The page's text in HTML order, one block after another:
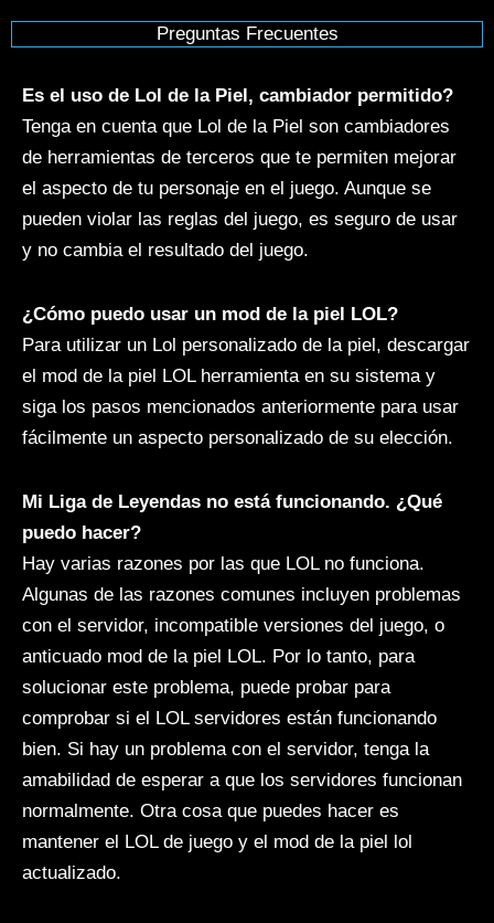
Preguntas Frecuentes
Es el uso de Lol de la Piel, cambiador permitido?
Tenga en cuenta que Lol de la Piel son cambiadores
de herramientas de terceros que te permiten mejorar
el aspecto de tu personaje en el juego. Aunque se
pueden violar las reglas del juego, es seguro de usar
y no cambia el resultado del juego.
¿Cómo puedo usar un mod de la piel LOL?
Para utilizar un Lol personalizado de la piel, descargar
el mod de la piel LOL herramienta en su sistema y
siga los pasos mencionados anteriormente para usar
fácilmente un aspecto personalizado de su elección.
Mi Liga de Leyendas no está funcionando. ¿Qué
puedo hacer?
Hay varias razones por las que LOL no funciona.
Algunas de las razones comunes incluyen problemas
con el servidor, incompatible versiones del juego, o
anticuado mod de la piel LOL. Por lo tanto, para
solucionar este problema, puede probar para
comprobar si el LOL servidores están funcionando
bien. Si hay un problema con el servidor, tenga la
amabilidad de esperar a que los servidores funcionan
normalmente. Otra cosa que puedes hacer es
mantener el LOL de juego y el mod de la piel lol
actualizado.